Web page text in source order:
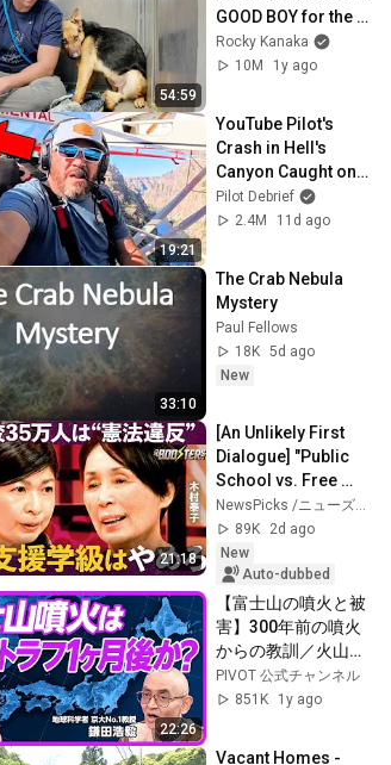
えよ《鎌田浩毅・京
都大学名誉教授×え
いしゅう博士》
54:59
GOOD BOY for the
first time 🥹
Rocky Kanaka
10M
1y ago
19:21
YouTube Pilot's
Crash in Hell's
Canyon Caught on
Camera!
Pilot Debrief
2.4M
11d ago
33:10
The Crab Nebula
Mystery
Paul Fellows
18K 5d ago
New
21:18
[An Unlikely First
Dialogue] "Public
School vs. Free
School": Opposing
Reformers Clash /
Strategi...
NewsPicks /ニューズピックス
89K
2d ago
New
Auto-dubbed
22:26
【富士山の噴火と被
害】300年前の噴火
からの教訓／火山灰
が5cm降るとライフ
ラインはすべて停止
震被害より長期／ス
PIVOT 公式チャンネル
851K
1y ago
Vacant Homes -